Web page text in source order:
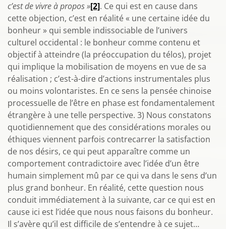
c’est de vivre à propos »[2]. Ce qui est en cause dans
cette objection, c’est en réalité « une certaine idée du
bonheur » qui semble indissociable de l’univers
culturel occidental : le bonheur comme contenu et
objectif à atteindre (la préoccupation du télos), projet
qui implique la mobilisation de moyens en vue de sa
réalisation ; c’est-à-dire d’actions instrumentales plus
ou moins volontaristes. En ce sens la pensée chinoise
processuelle de l’être en phase est fondamentalement
étrangère à une telle perspective. 3) Nous constatons
quotidiennement que des considérations morales ou
éthiques viennent parfois contrecarrer la satisfaction
de nos désirs, ce qui peut apparaître comme un
comportement contradictoire avec l’idée d’un être
humain simplement mû par ce qui va dans le sens d’un
plus grand bonheur. En réalité, cette question nous
conduit immédiatement à la suivante, car ce qui est en
cause ici est l’idée que nous nous faisons du bonheur.
Il s’avère qu’il est difficile de s’entendre à ce sujet…